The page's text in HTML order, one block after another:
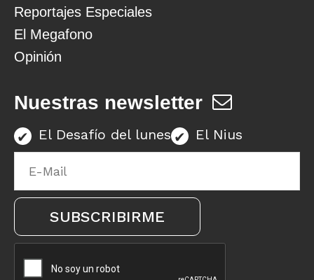
Reportajes Especiales
El Megafono
Opinión
Nuestras newsletter
El Desafío del lunes El Nius